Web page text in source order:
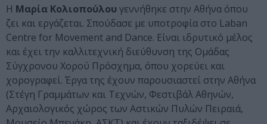
Η Μαρία Κολιοπούλου γεννήθηκε στην Αθήνα όπου
ζει και εργάζεται. Σπούδασε με υποτροφία στο Laban
Centre for Movement and Dance. Είναι ιδρυτικό μέλος
και έχει την καλλιτεχνική διεύθυνση της Ομάδας
Σύγχρονου Χορού Πρόσχημα, όπου χορεύει και
χορογραφεί. Έργα της έχουν παρουσιαστεί στην Αθήνα
(Στέγη Γραμμάτων και Τεχνών, Φεστιβάλ Αθηνών,
Αρχαιολογικός χώρος των Αστικών Πυλών Πειραιά,